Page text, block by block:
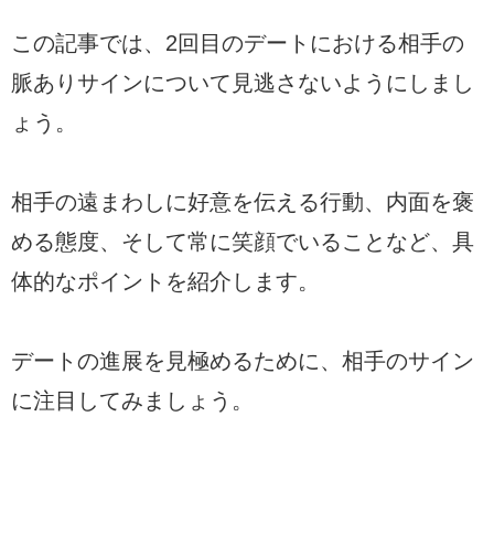
この記事では、2回目のデートにおける相手の
脈ありサインについて見逃さないようにしまし
ょう。
相手の遠まわしに好意を伝える行動、内面を褒
める態度、そして常に笑顔でいることなど、具
体的なポイントを紹介します。
デートの進展を見極めるために、相手のサイン
に注目してみましょう。